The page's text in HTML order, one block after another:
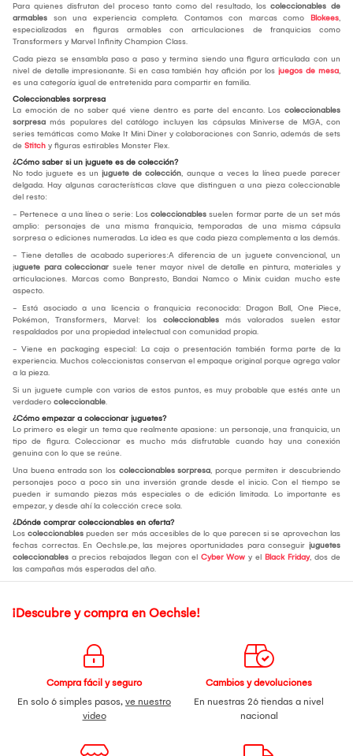
Para quienes disfrutan del proceso tanto como del resultado, los coleccionables de
armables son una experiencia completa. Contamos con marcas como Blokees,
especializadas en figuras armables con articulaciones de franquicias como
Transformers y Marvel Infinity Champion Class.
Cada pieza se ensambla paso a paso y termina siendo una figura articulada con un
nivel de detalle impresionante. Si en casa también hay afición por los juegos de mesa,
es una categoría igual de entretenida para compartir en familia.
Coleccionables sorpresa
La emoción de no saber qué viene dentro es parte del encanto. Los coleccionables
sorpresa más populares del catálogo incluyen las cápsulas Miniverse de MGA, con
series temáticas como Make It Mini Diner y colaboraciones con Sanrio, además de sets
de Stitch y figuras estirables Monster Flex.
¿Cómo saber si un juguete es de colección?
No todo juguete es un juguete de colección, aunque a veces la línea puede parecer
delgada. Hay algunas características clave que distinguen a una pieza coleccionable
del resto:
- Pertenece a una línea o serie: Los coleccionables suelen formar parte de un set más
amplio: personajes de una misma franquicia, temporadas de una misma cápsula
sorpresa o ediciones numeradas. La idea es que cada pieza complementa a las demás.
- Tiene detalles de acabado superiores:A diferencia de un juguete convencional, un
juguete para coleccionar suele tener mayor nivel de detalle en pintura, materiales y
articulaciones. Marcas como Banpresto, Bandai Namco o Minix cuidan mucho este
aspecto.
- Está asociado a una licencia o franquicia reconocida: Dragon Ball, One Piece,
Pokémon, Transformers, Marvel: los coleccionables más valorados suelen estar
respaldados por una propiedad intelectual con comunidad propia.
- Viene en packaging especial: La caja o presentación también forma parte de la
experiencia. Muchos coleccionistas conservan el empaque original porque agrega valor
a la pieza.
Si un juguete cumple con varios de estos puntos, es muy probable que estés ante un
verdadero coleccionable.
¿Cómo empezar a coleccionar juguetes?
Lo primero es elegir un tema que realmente apasione: un personaje, una franquicia, un
tipo de figura. Coleccionar es mucho más disfrutable cuando hay una conexión
genuina con lo que se reúne.
Una buena entrada son los coleccionables sorpresa, porque permiten ir descubriendo
personajes poco a poco sin una inversión grande desde el inicio. Con el tiempo se
pueden ir sumando piezas más especiales o de edición limitada. Lo importante es
empezar, y desde ahí la colección crece sola.
¿Dónde comprar coleccionables en oferta?
Los coleccionables pueden ser más accesibles de lo que parecen si se aprovechan las
fechas correctas. En Oechsle.pe, las mejores oportunidades para conseguir juguetes
coleccionables a precios rebajados llegan con el Cyber Wow y el Black Friday, dos de
las campañas más esperadas del año.
¡Descubre y compra en Oechsle!
Compra fácil y seguro
En solo 6 simples pasos, ve nuestro
video
Cambios y devoluciones
En nuestras 26 tiendas a nivel
nacional